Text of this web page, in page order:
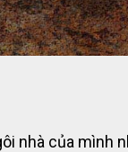
nhà của mình